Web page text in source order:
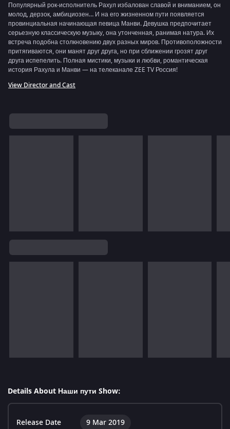
Популярный рок-исполнитель Рахул избалован славой и вниманием, он
молод, дерзок, амбициозен… И на его жизненном пути появляется
провинциальная начинающая певица Манви. Девушка предпочитает
серьезную классическую музыку, она утонченная, ранимая натура. Их
встреча подобна столкновению двух разных миров. Противоположности
притягиваются, они манят друг друга, но при сближении грозят друг
друга испепелить. Полная мистики, музыки и любви, романтическая
история Рахула и Манви — на телеканале ZEE TV Россия!
View Director and Cast
Details About Наши пути Show:
Release Date 9 Mar 2019